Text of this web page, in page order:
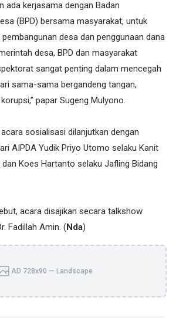
ada kerjasama dengan Badan
(BPD) bersama masyarakat, untuk
desa dan penggunaan dana
desa, BPD dan masyarakat
sangat penting dalam mencegah
sama-sama bergandeng tangan,
papar Sugeng Mulyono.
sosialisasi dilanjutkan dengan
AIPDA Yudik Priyo Utomo selaku Kanit
Koes Hartanto selaku Jafling Bidang
acara disajikan secara talkshow
Fadillah Amin. (Nda)
AD 728x90 — Landscape